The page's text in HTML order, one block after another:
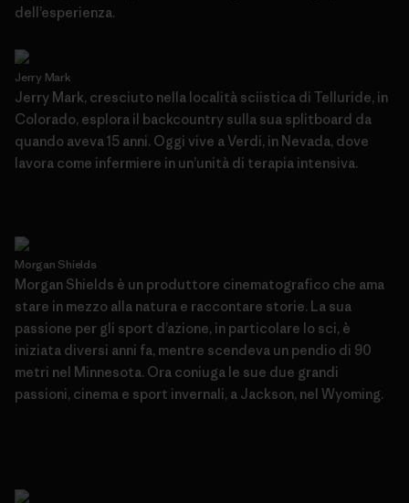
dell’esperienza.
Jerry Mark
Jerry Mark, cresciuto nella località sciistica di Telluride, in
Colorado, esplora il backcountry sulla sua splitboard da
quando aveva 15 anni. Oggi vive a Verdi, in Nevada, dove
lavora come infermiere in un’unità di terapia intensiva.
Morgan Shields
Morgan Shields è un produttore cinematografico che ama
stare in mezzo alla natura e raccontare storie. La sua
passione per gli sport d’azione, in particolare lo sci, è
iniziata diversi anni fa, mentre scendeva un pendio di 90
metri nel Minnesota. Ora coniuga le sue due grandi
passioni, cinema e sport invernali, a Jackson, nel Wyoming.